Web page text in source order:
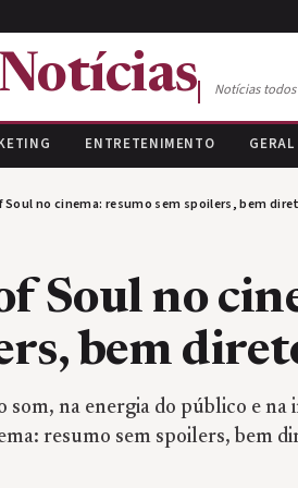
Notícias Notícias
ENTRETENIMENTO GERAL
Soul no cinema: resumo sem spoilers, bem
Soul no
bem
som, na energia do público e
resumo sem spoilers, bem